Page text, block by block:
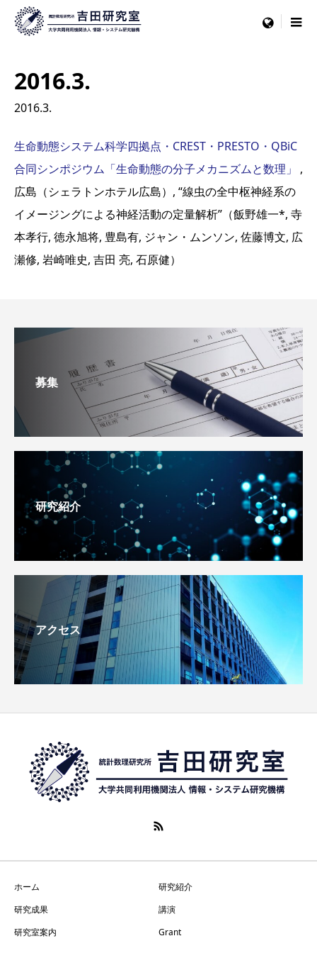
menu
2016.3.
2016.3.
生命動態システム科学四拠点・CREST・PRESTO・QBiC
合同シンポジウム「生命動態の分子メカニズムと数理」 ,
広島（シェラトンホテル広島）, “線虫の全中枢神経系の
イメージングによる神経活動の定量解析”（飯野雄一*, 寺
本孝行, 徳永旭将, 豊島有, ジャン・ムンソン, 佐藤博文, 広
瀬修, 岩崎唯史, 吉田 亮, 石原健）
募集
研究紹介
アクセス
ホーム
研究紹介
研究成果
講演
研究室案内
Grant